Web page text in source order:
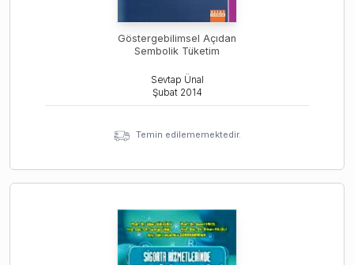
Göstergebilimsel Açıdan
Sembolik Tüketim
Sevtap Ünal
Şubat 2014
Temin edilememektedir.